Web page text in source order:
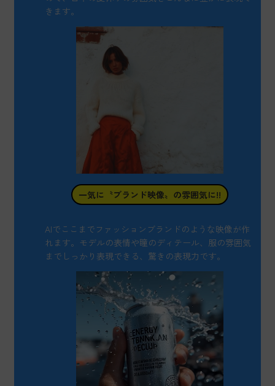
きます。
一気に〝ブランド映像〟の雰囲気に!!
AIでここまでファッションブランドのような映像が作
れます。モデルの表情や瞳のディテール、服の雰囲気
までしっかり表現できる、驚きの表現力です。